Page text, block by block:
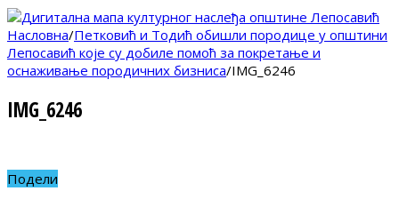
Насловна/Петковић и Тодић обишли породице у општини
Лепосавић које су добиле помоћ за покретање и
оснаживање породичних бизниса/IMG_6246
IMG_6246
Подели